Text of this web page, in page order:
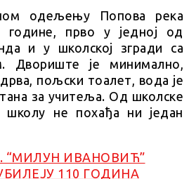
одељењу Попова река
године, прво у једној од
и у школској згради са
Двориште је минимално,
пољски тоалет, вода је
за учитеља. Од школске
школу не похађа ни један